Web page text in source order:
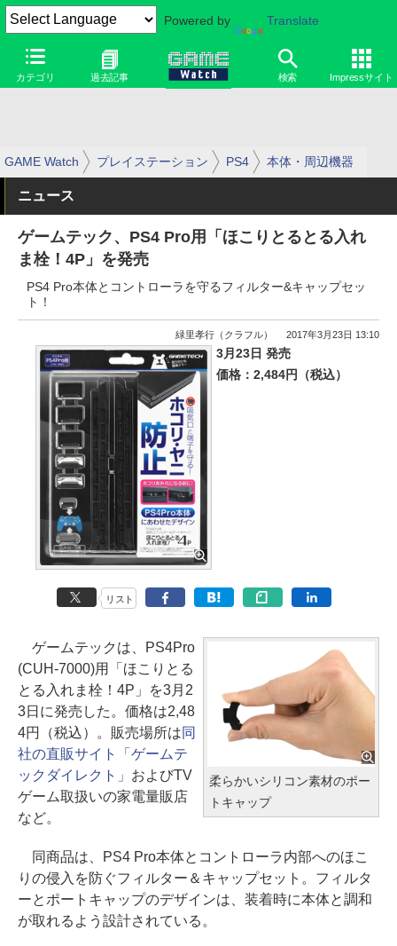
Powered by Translate
カテゴリ 過去記事 検索 Impressサイト
GAME Watch プレイステーション PS4 本体・周辺機器
ニュース
ゲームテック、PS4 Pro用「ほこりとるとる入れ
ま栓！4P」を発売
PS4 Pro本体とコントローラを守るフィルター&キャップセッ
ト！
緑里孝行（クラフル） 2017年3月23日 13:10
3月23日 発売
価格：2,484円（税込）
リスト
柔らかいシリコン素材のポー
トキャップ
ゲームテックは、PS4Pro
(CUH-7000)用「ほこりとる
とる入れま栓！4P」を3月2
3日に発売した。価格は2,48
4円（税込）。販売場所は同
社の直販サイト「ゲームテ
ックダイレクト」 およびTV
ゲーム取扱いの家電量販店
など。
同商品は、PS4 Pro本体とコントローラ内部へのほこ
りの侵入を防ぐフィルター＆キャップセット。フィルタ
ーとポートキャップのデザインは、装着時に本体と調和
が取れるよう設計されている。